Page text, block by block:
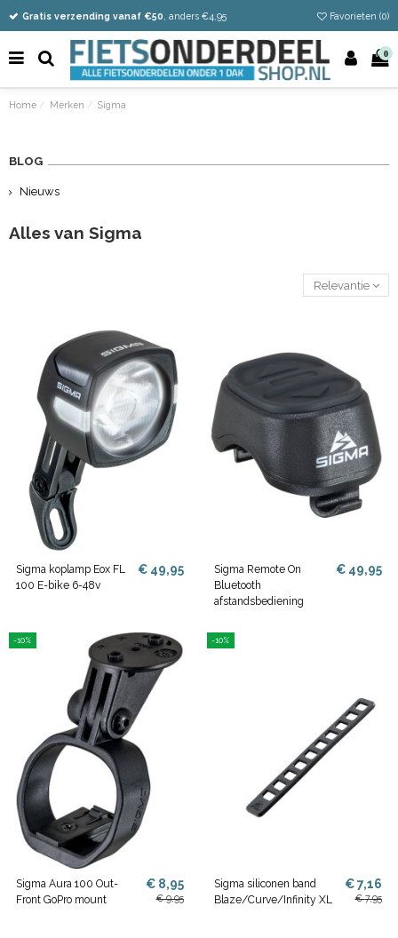
Vandaag besteld
Gratis verzending vanaf €50 , anders €4,95
Eenvoudig retour, en 14 dagen bedenktijd Favorieten (0)
0
Home Merken Sigma
Alles van Sigma
Relevantie
Sigma koplamp Eox FL
100 E-bike 6-48v
€ 49,95
Sigma Remote On
Bluetooth
afstandsbediening
€ 49,95
-10%
Sigma Aura 100 Out-
Front GoPro mount
€ 8,95
€ 9,95
-10%
Sigma siliconen band
Blaze/Curve/Infinity XL
€ 7,16
€ 7,95
BLOG
Nieuws